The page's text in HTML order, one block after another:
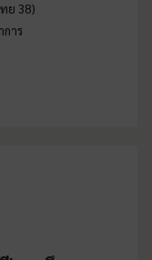
ย 38)
การ